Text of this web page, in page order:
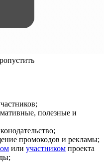
полезные и
промокодов и рекламы;
или участником проекта